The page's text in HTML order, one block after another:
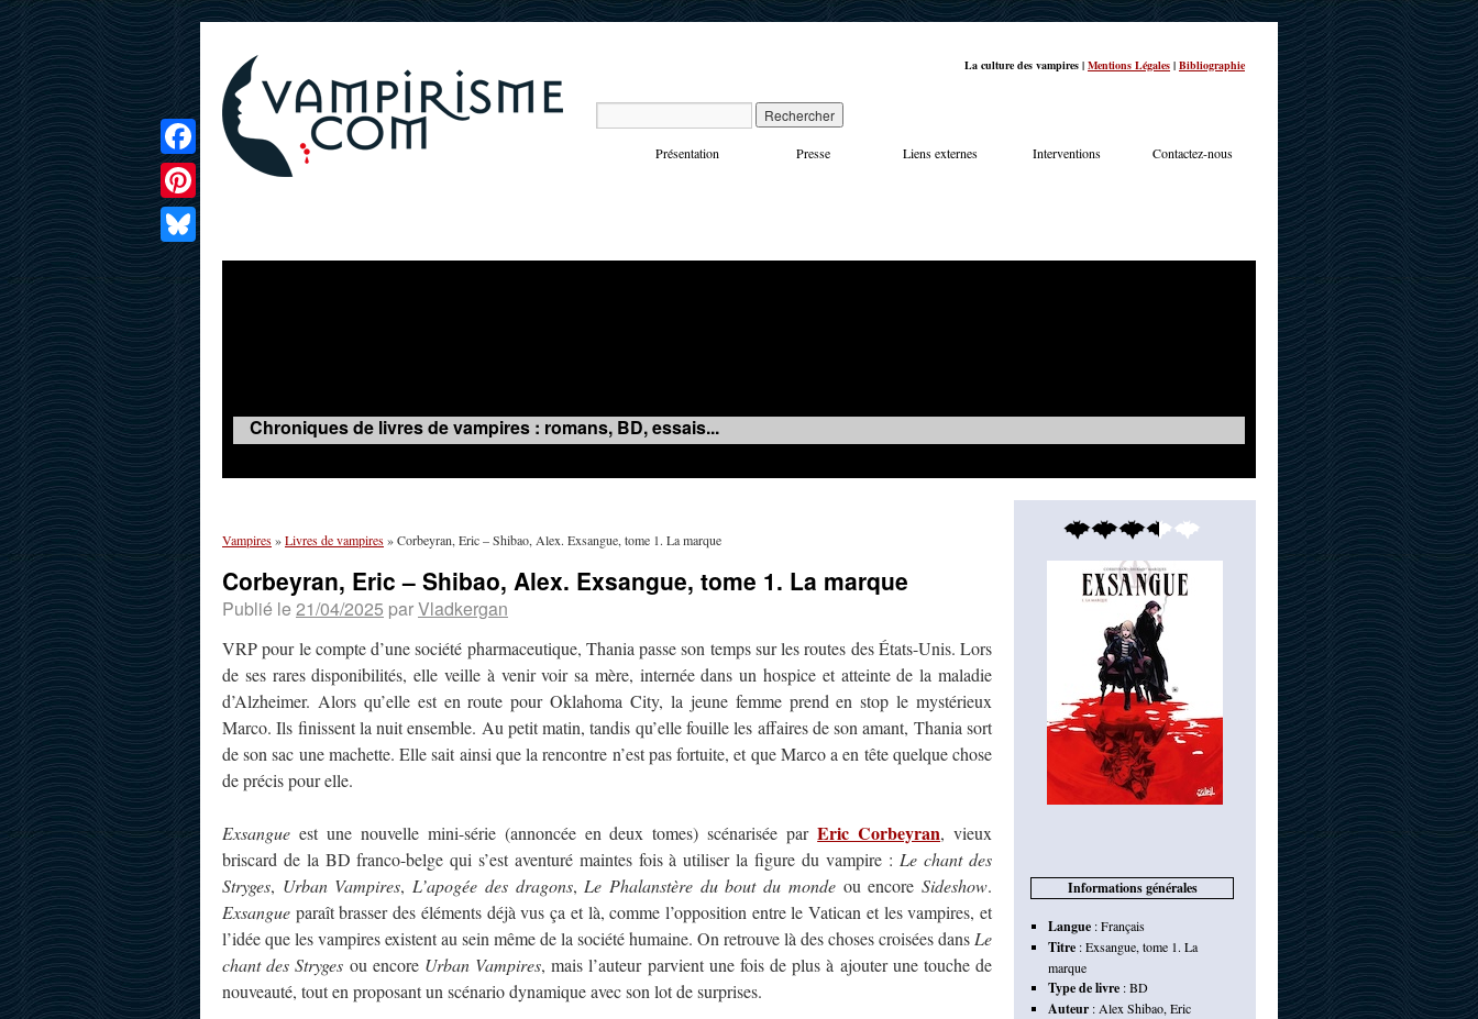
La culture des vampires | Mentions Légales | Bibliographie
Présentation Presse Liens externes Interventions Contactez-nous
Chroniques de livres de vampires : romans, BD, essais...
Vampires»Livres de vampires»Corbeyran, Eric – Shibao, Alex. Exsangue, tome 1. La marque
Corbeyran, Eric – Shibao, Alex. Exsangue, tome 1. La marque
Publié le 21/04/2025 parVladkergan
VRP pour le compte d’une société pharmaceutique, Thania passe son temps sur les routes des États-Unis. Lors
de ses rares disponibilités, elle veille à venir voir sa mère, internée dans un hospice et atteinte de la maladie
d’Alzheimer. Alors qu’elle est en route pour Oklahoma City, la jeune femme prend en stop le mystérieux
Marco. Ils finissent la nuit ensemble. Au petit matin, tandis qu’elle fouille les affaires de son amant, Thania sort
de son sac une machette. Elle sait ainsi que la rencontre n’est pas fortuite, et que Marco a en tête quelque chose
de précis pour elle.
Exsangue est une nouvelle mini-série (annoncée en deux tomes) scénarisée parEric Corbeyran, vieux
briscard de la BD franco-belge qui s’est aventuré maintes fois à utiliser la figure du vampire : Le chant des
Stryges, Urban Vampires, L’apogée des dragons, Le Phalanstère du bout du mondeou encoreSideshow.
Exsangue paraît brasser des éléments déjà vus ça et là, comme l’opposition entre le Vatican et les vampires, et
l’idée que les vampires existent au sein même de la société humaine. On retrouve là des choses croisées dans Le
chant des Stryges ou encore Urban Vampires, mais l’auteur parvient une fois de plus à ajouter une touche de
nouveauté, tout en proposant un scénario dynamique avec son lot de surprises.
Facebook
Pinterest
Bluesky
Informations générales
Langue:Français
Titre:Exsangue, tome 1. La
marque
Type de livre:BD
Auteur: Alex Shibao, Eric